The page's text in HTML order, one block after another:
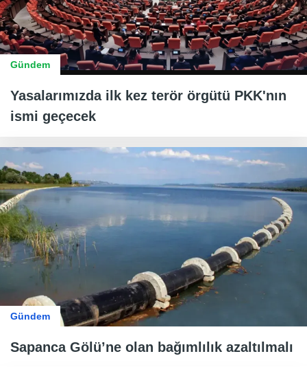
Gündem
Yasalarımızda ilk kez terör örgütü PKK'nın
ismi geçecek
Gündem
Sapanca Gölü’ne olan bağımlılık azaltılmalı